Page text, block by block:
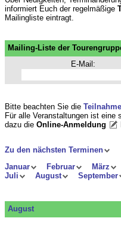
informiert Euch der regelmäßige
Mailingliste eintragt.
Mailing-Liste der
E-Mail:
Bitte beachten Sie die
Für alle Veranstaltungen ist
dazu die Online-Anmeldung
Zu den nächsten Terminen
Januar
Februar
März
Juli
August September
August